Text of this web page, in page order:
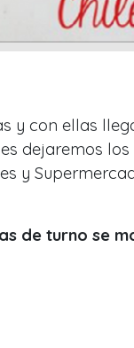
y con ellas
dejaremos
y
de turno se